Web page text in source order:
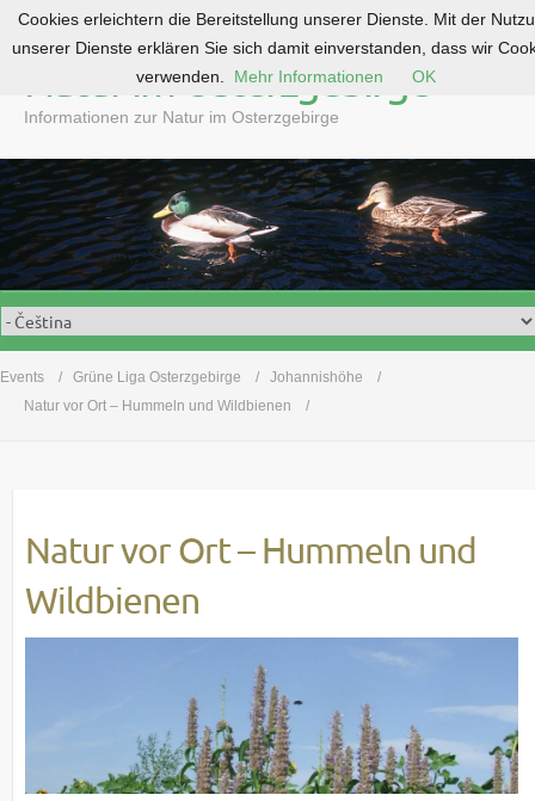
o
c
o
t
e
n
Natur im Osterzgebirge
Informationen zur Natur im Osterzgebirge
Events Grüne Liga Osterzgebirge
Johannishöhe
Natur vor Ort – Hummeln und Wildbienen
Natur vor Ort – Hummeln und
Wildbienen
Cookies erleichtern die Bereitstellung unserer Dienste. Mit der
unserer Dienste erklären Sie sich damit einverstanden, dass wir
verwenden.
Mehr Informationen OK